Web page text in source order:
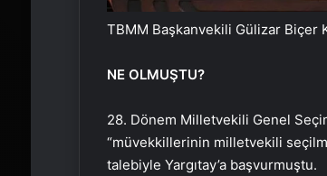
TBMM Başkanvekili Gülizar Biçer
NE OLMUŞTU?
28. Dönem Milletvekili Genel
“müvekkillerinin milletvekili
talebiyle Yargıtay’a başvurmuştu.